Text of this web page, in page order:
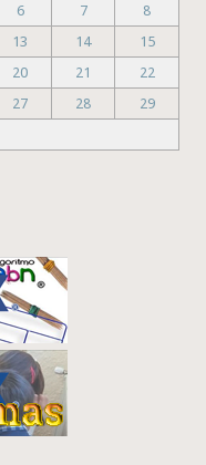
6 7
8
13 14
15
20 21
22
27 28
29